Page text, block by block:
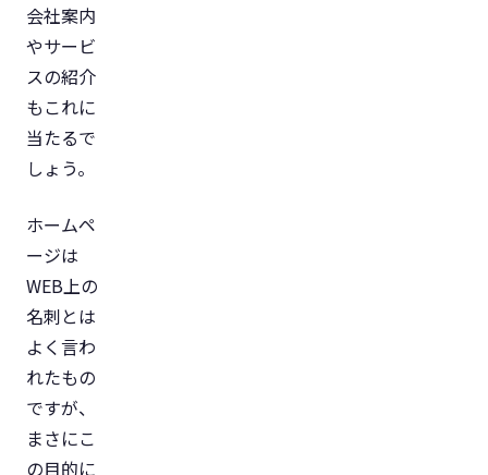
会社案内
やサービ
スの紹介
もこれに
当たるで
しょう。
ホームペ
ージは
WEB上の
名刺とは
よく言わ
れたもの
ですが、
まさにこ
の目的に